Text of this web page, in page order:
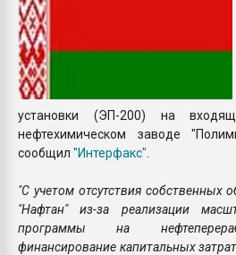
установки (ЭП-200) на
нефтехимическом заводе
сообщил "Интерфакс"
"С учетом отсутствия собственных
"Нафтан" из-за реализации
программы на
финансирование капитальных